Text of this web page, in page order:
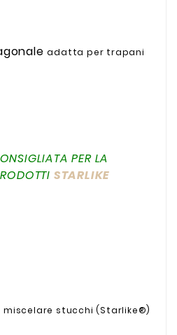
adatta per trapani
PER LA
STARLIKE
stucchi (Starlike®)